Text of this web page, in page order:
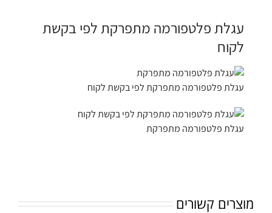
עגלת פלטפורמה מתפרקת לפי בקשת
לקוח
עגלת פלטפורמה מתפרקת לפי בקשת לקוח
עגלת פלטפורמה מתפרקת
מוצרים קשורים